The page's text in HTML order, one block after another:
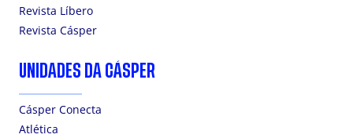
Revista Líbero
Revista Cásper
UNIDADES DA CÁSPER
Cásper Conecta
Atlética